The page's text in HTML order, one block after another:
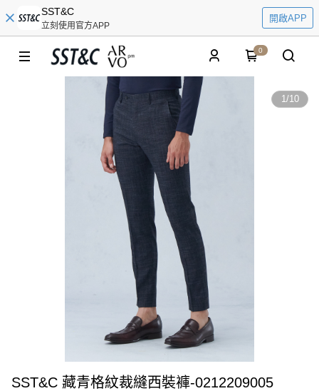
SST&C
立刻使用官方APP
開啟APP
0
1/10
SST&C 藏青格紋裁縫西裝褲-0212209005